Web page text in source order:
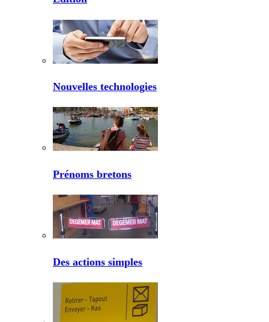
Nouvelles technologies
Prénoms bretons
Des actions simples